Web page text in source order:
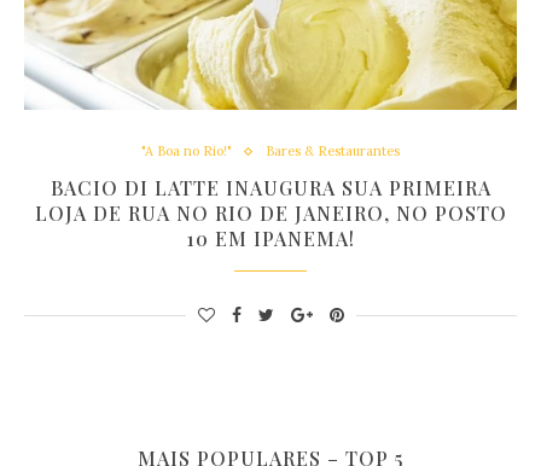
"A Boa no Rio!" Bares & Restaurantes
BACIO DI LATTE INAUGURA SUA PRIMEIRA
LOJA DE RUA NO RIO DE JANEIRO, NO POSTO
10 EM IPANEMA!
MAIS POPULARES – TOP 5